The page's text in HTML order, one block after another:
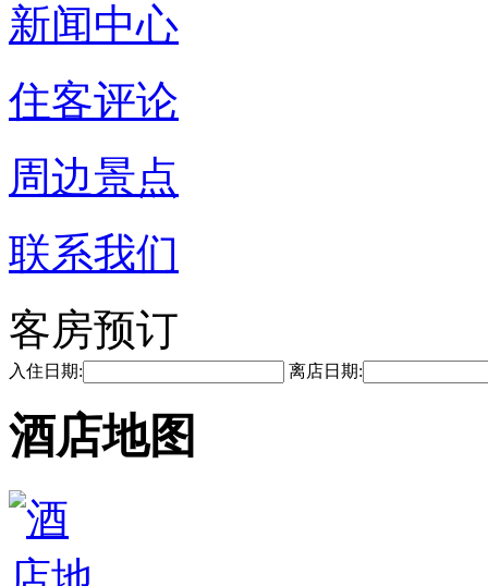
新闻中心
住客评论
周边景点
联系我们
客房预订
入住日期: 离店日期:
酒店地图